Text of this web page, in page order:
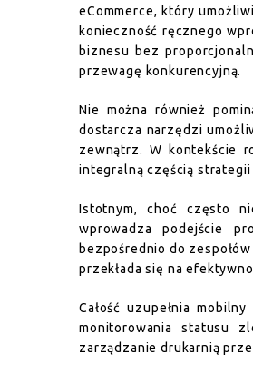
eCommerce, który
konieczność ręcznego
biznesu bez
przewagę konkurencyjną.
Nie można również
dostarcza narzędzi
zewnątrz. W kontekście
integralną częścią
Istotnym, choć często
wprowadza podejście
bezpośrednio do
przekłada się na
Całość uzupełnia
monitorowania statusu
zarządzanie drukarnią